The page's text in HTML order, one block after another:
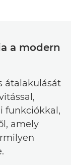
a modern
átalakulását
funkciókkal,
amely